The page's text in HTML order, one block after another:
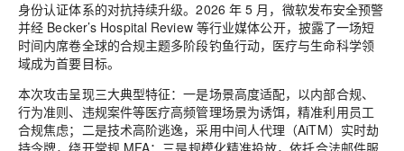
身份认证体系的对抗持续升级。2026 年 5 月，微软发布安全预警
并经 Becker’s Hospital Review 等行业媒体公开，披露了一场短
时间内席卷全球的合规主题多阶段钓鱼行动，医疗与生命科学领
域成为首要目标。
本次攻击呈现三大典型特征：一是场景高度适配，以内部合规、
行为准则、违规案件等医疗高频管理场景为诱饵，精准利用员工
合规焦虑；二是技术高阶逃逸，采用中间人代理（AiTM）实时劫
持令牌，绕开常规 MFA；三是规模化精准投放，依托合法邮件服